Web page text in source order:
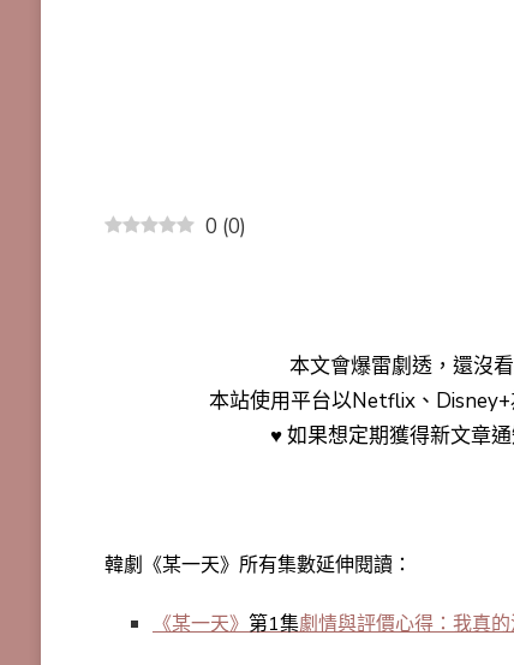
0 (0)
本文會爆雷劇透 ，還沒
本站使用平台以Netflix、
♥ 如果想定期獲得新文章
韓劇《某一天》所有集數延伸閱讀：
《某一天》 第1集劇情與評價心得：我真